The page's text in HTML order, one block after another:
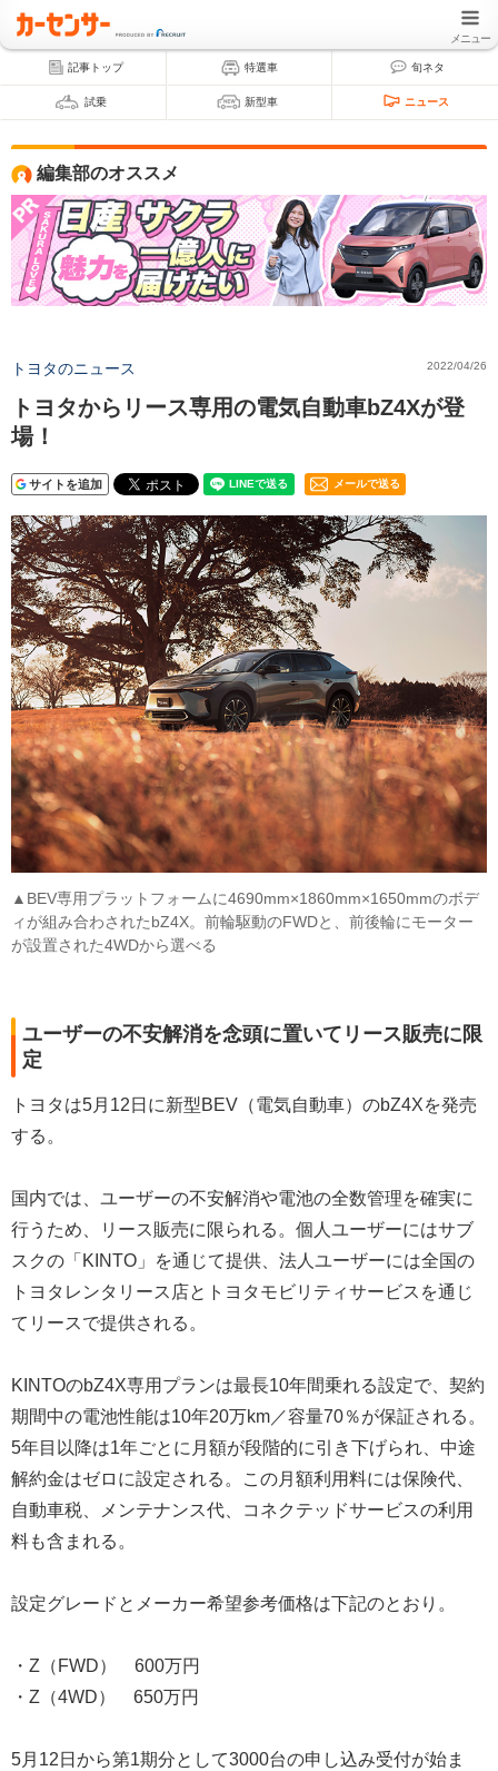
メニュー
記事トップ 特選車 旬ネタ
試乗 新型車 ニュース
編集部のオススメ
トヨタのニュース 2022/04/26
トヨタからリース専用の電気自動車bZ4Xが登
場！
サイトを追加 メールで送る
▲BEV専用プラットフォームに4690mm×1860mm×1650mmのボデ
ィが組み合わされたbZ4X。前輪駆動のFWDと、前後輪にモーター
が設置された4WDから選べる
ユーザーの不安解消を念頭に置いてリース販売に限
定
トヨタは5月12日に新型BEV（電気自動車）のbZ4Xを発売
する。
国内では、ユーザーの不安解消や電池の全数管理を確実に
行うため、リース販売に限られる。個人ユーザーにはサブ
スクの「KINTO」を通じて提供、法人ユーザーには全国の
トヨタレンタリース店とトヨタモビリティサービスを通じ
てリースで提供される。
KINTOのbZ4X専用プランは最長10年間乗れる設定で、契約
期間中の電池性能は10年20万km／容量70％が保証される。
5年目以降は1年ごとに月額が段階的に引き下げられ、中途
解約金はゼロに設定される。この月額利用料には保険代、
自動車税、メンテナンス代、コネクテッドサービスの利用
料も含まれる。
設定グレードとメーカー希望参考価格は下記のとおり。
・Z（FWD） 600万円
・Z（4WD） 650万円
5月12日から第1期分として3000台の申し込み受付が始ま